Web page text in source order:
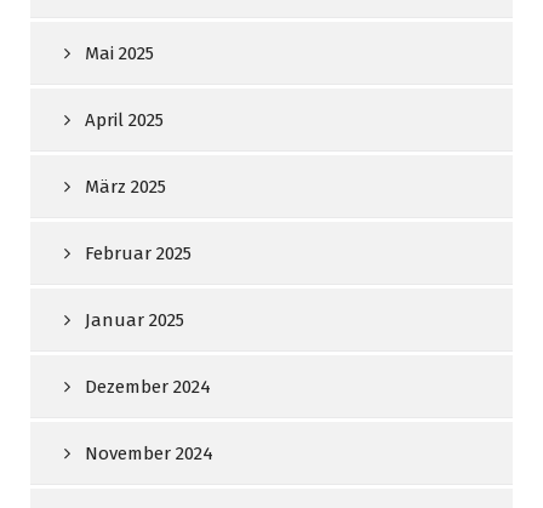
Mai 2025
April 2025
März 2025
Februar 2025
Januar 2025
Dezember 2024
November 2024